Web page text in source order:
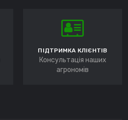
ПІДТРИМКА КЛІЄНТІВ
Консультація наших
агрономів